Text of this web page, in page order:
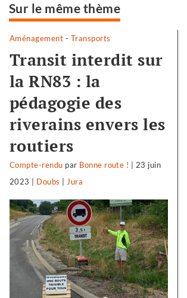
Sur le même thème
Aménagement - Transports
Transit interdit sur
la RN83 : la
pédagogie des
riverains envers les
routiers
Compte-rendu par Bonne route !
23 juin
2023
Doubs |Jura